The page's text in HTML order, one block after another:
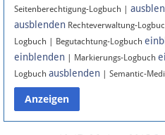
Instagram
Anmelden
Datenschutz
Seitenberechtigung-Logbuch |
ausblenden Rechteverwaltung-
Logbuch | Begutachtung-Logbuch
einblenden | Markierungs-Logbuch
Logbuch ausblenden | Semantic-